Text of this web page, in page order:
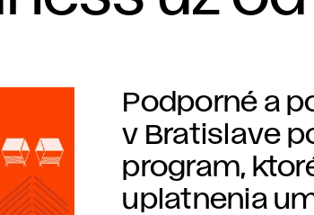
Podporné a
v Bratislave
program,
uplatnenia